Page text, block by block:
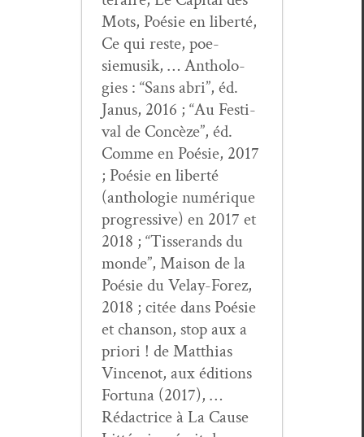
Mots, Poésie en lib­erté,
Ce qui reste, poe­
siemusik, … Antholo­
gies : “Sans abri”, éd.
Janus, 2016 ; “Au Fes­ti­
val de Con­cèze”, éd.
Comme en Poésie, 2017
; Poésie en lib­erté
(antholo­gie numérique
pro­gres­sive) en 2017 et
2018 ; “Tis­serands du
monde”, Mai­son de la
Poésie du Velay-Forez,
2018 ; citée dans Poésie
et chan­son, stop aux a
pri­ori ! de Matthias
Vin­cenot, aux édi­tions
For­tu­na (2017), …
Rédac­trice à La Cause